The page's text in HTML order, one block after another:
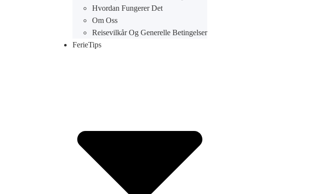
Hvordan Fungerer Det
Om Oss
Reisevilkår Og Generelle Betingelser
FerieTips